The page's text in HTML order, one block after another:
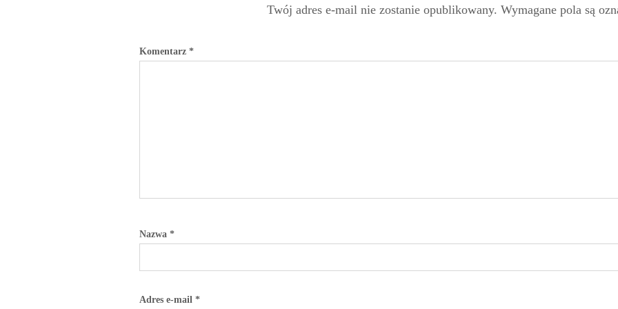
Twój adres e-mail nie zostanie opublikowany. Wymagane pola są
Komentarz *
Nazwa *
Adres e-mail *